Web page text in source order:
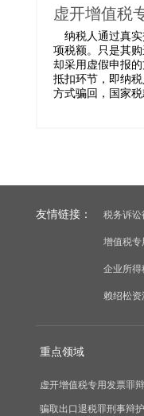
虚开增值税
纳税人通过真实
项税额。只是其
却采用虚假申报
抵扣环节，即纳
方式骗回，国家
友情链接： 税务诉讼
增值税专
企业所得
赖绍松资
重点领域
虚开增值税专用发票罪
骗取出口退税罪刑事辩护